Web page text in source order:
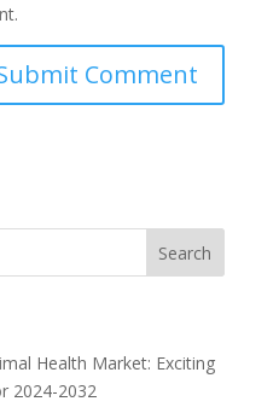
Health Market: Exciting
2024-2032